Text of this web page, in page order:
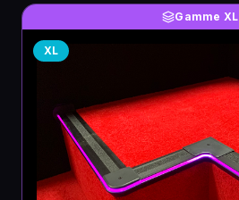
Gamme XL
XL